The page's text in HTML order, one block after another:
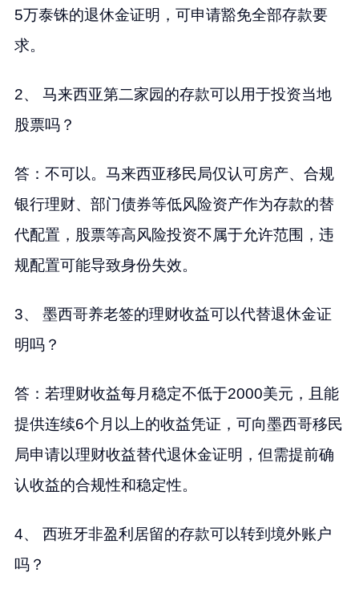
5万泰铢的退休金证明，可申请豁免全部存款要
求。
2、 马来西亚第二家园的存款可以用于投资当地
股票吗？
答：不可以。马来西亚移民局仅认可房产、合规
银行理财、部门债券等低风险资产作为存款的替
代配置，股票等高风险投资不属于允许范围，违
规配置可能导致身份失效。
3、 墨西哥养老签的理财收益可以代替退休金证
明吗？
答：若理财收益每月稳定不低于2000美元，且能
提供连续6个月以上的收益凭证，可向墨西哥移民
局申请以理财收益替代退休金证明，但需提前确
认收益的合规性和稳定性。
4、 西班牙非盈利居留的存款可以转到境外账户
吗？